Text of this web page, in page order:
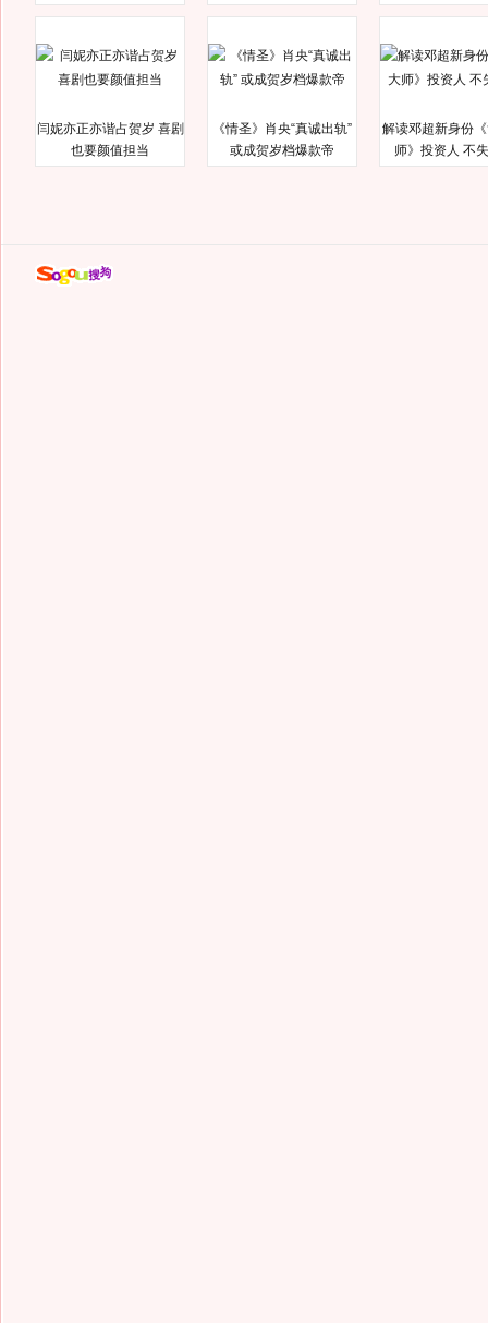
闫妮亦正亦谐占贺岁 喜剧
也要颜值担当
《情圣》肖央“真诚出轨”
或成贺岁档爆款帝
解读邓超新身份
师》投资人 不